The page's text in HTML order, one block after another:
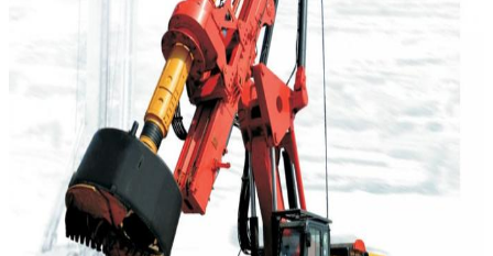
ฝากข้อความ
เราจะโทรกลับหาคุณเร็ว ๆ นี้!